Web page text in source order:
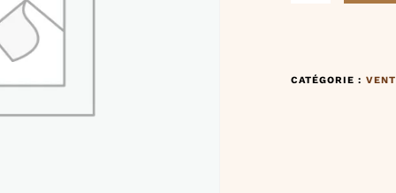
CATÉGORIE :